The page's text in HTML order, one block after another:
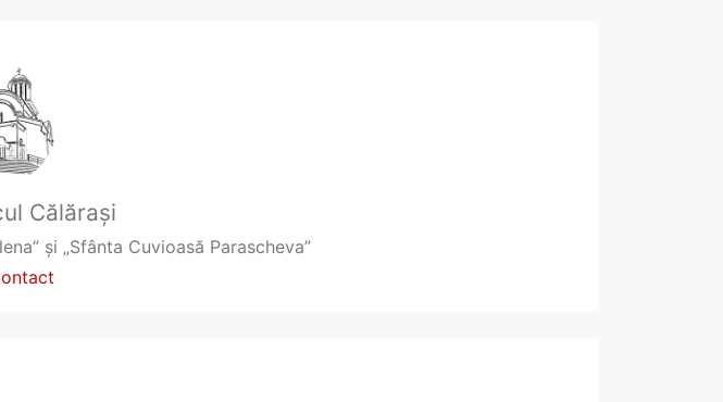
Călărași
și „Sfânta Cuvioasă Parascheva”